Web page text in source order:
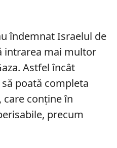
îndemnat Israelul de
intrarea mai multor
Astfel încât
poată completa
conține în
precum